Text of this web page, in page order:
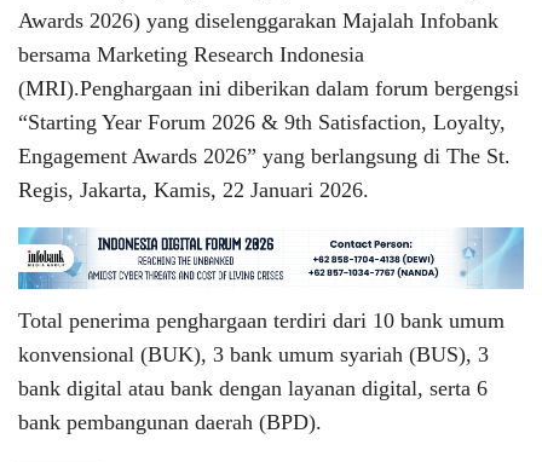
Awards 2026) yang diselenggarakan Majalah Infobank
bersama Marketing Research Indonesia
(MRI).Penghargaan ini diberikan dalam forum bergengsi
“Starting Year Forum 2026 & 9th Satisfaction, Loyalty,
Engagement Awards 2026” yang berlangsung di The St.
Regis, Jakarta, Kamis, 22 Januari 2026.
Total penerima penghargaan terdiri dari 10 bank umum
konvensional (BUK), 3 bank umum syariah (BUS), 3
bank digital atau bank dengan layanan digital, serta 6
bank pembangunan daerah (BPD).